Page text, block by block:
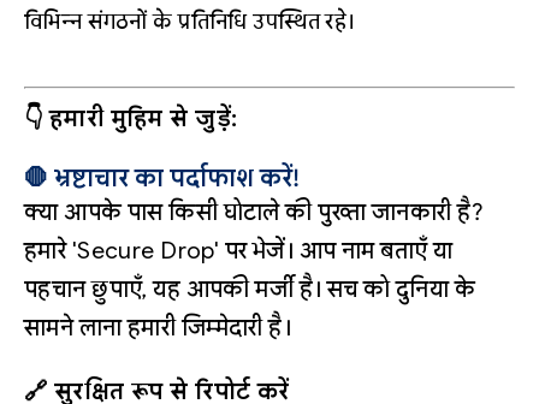
विभिन्न संगठनों के प्रतिनिधि उपस्थित रहे।
👇 हमारी मुहिम से जुड़ें:
🛑 भ्रष्टाचार का पर्दाफाश करें!
क्या आपके पास किसी घोटाले की पुख्ता जानकारी है?
हमारे 'Secure Drop' पर भेजें। आप नाम बताएँ या
पहचान छुपाएँ, यह आपकी मर्जी है। सच को दुनिया के
सामने लाना हमारी जिम्मेदारी है।
🔗 सुरक्षित रूप से रिपोर्ट करें